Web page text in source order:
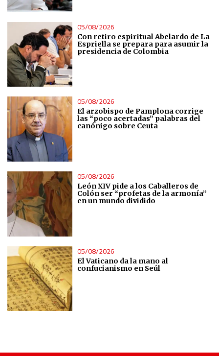
05/08/2026
Con retiro espiritual Abelardo de La
Espriella se prepara para asumir la
presidencia de Colombia
05/08/2026
El arzobispo de Pamplona corrige
las “poco acertadas” palabras del
canónigo sobre Ceuta
05/08/2026
León XIV pide a los Caballeros de
Colón ser “profetas de la armonía”
en un mundo dividido
05/08/2026
El Vaticano da la mano al
confucianismo en Seúl